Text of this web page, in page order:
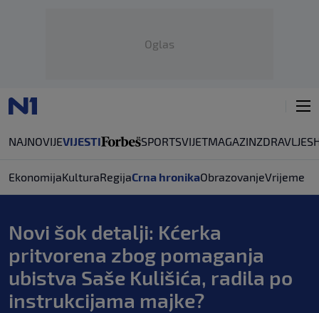
Oglas
NAJNOVIJEVIJESTI SPORTSVIJETMAGAZINZDRAVLJE
EkonomijaKulturaRegijaCrna hronikaObrazovanjeVrijeme
Novi šok detalji: Kćerka
pritvorena zbog pomaganja
ubistva Saše Kulišića, radila po
instrukcijama majke?